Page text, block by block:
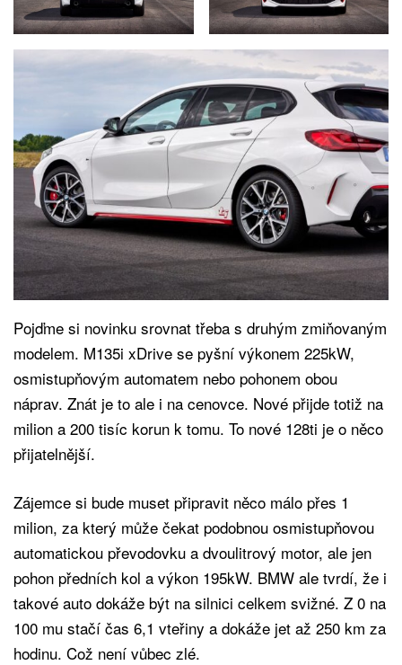
Pojďme si novinku srovnat třeba s druhým zmiňovaným
modelem. M135i xDrive se pyšní výkonem 225kW,
osmistupňovým automatem nebo pohonem obou
náprav. Znát je to ale i na cenovce. Nové přijde totiž na
milion a 200 tisíc korun k tomu. To nové 128ti je o něco
přijatelnější.
Zájemce si bude muset připravit něco málo přes 1
milion, za který může čekat podobnou osmistupňovou
automatickou převodovku a dvoulitrový motor, ale jen
pohon předních kol a výkon 195kW. BMW ale tvrdí, že i
takové auto dokáže být na silnici celkem svižné. Z 0 na
100 mu stačí čas 6,1 vteřiny a dokáže jet až 250 km za
hodinu. Což není vůbec zlé.